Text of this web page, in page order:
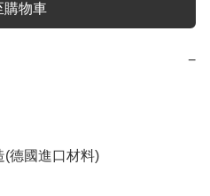
購物車
−
(德國進口材料)